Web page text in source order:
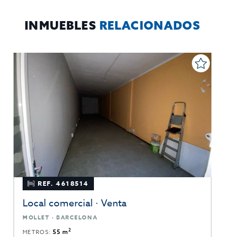
INMUEBLES RELACIONADOS
REF. 4618514
Local comercial · Venta
MOLLET · BARCELONA
METROS:55 m2